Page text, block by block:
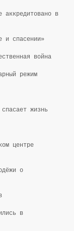
аккредитовано в
и спасении»
война
режим
жизнь
центре
о
в